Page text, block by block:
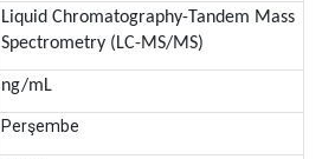
Liquid Chromatography-Tandem Mass
Spectrometry (LC-MS/MS)
ng/mL
Perşembe